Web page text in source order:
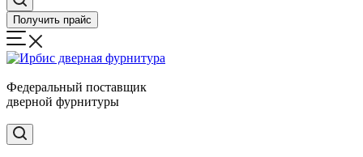
Получить прайс
Федеральный поставщик
дверной фурнитуры